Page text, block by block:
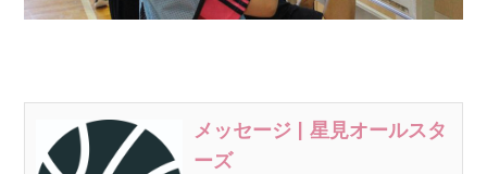
メッセージ | 星見オールスタ
ーズ